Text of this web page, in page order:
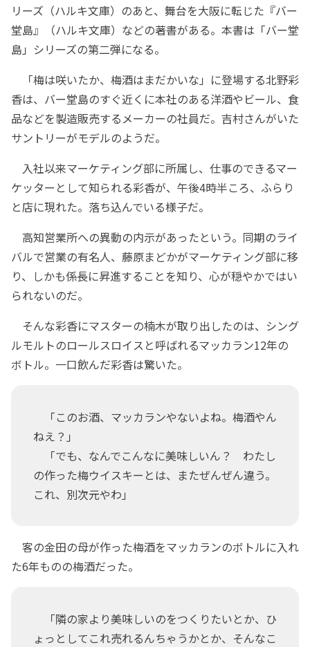
リーズ（ハルキ文庫）のあと、舞台を大阪に転じた『バー
堂島』（ハルキ文庫）などの著書がある。本書は「バー堂
島」シリーズの第二弾になる。
「梅は咲いたか、梅酒はまだかいな」に登場する北野彩
香は、バー堂島のすぐ近くに本社のある洋酒やビール、食
品などを製造販売するメーカーの社員だ。吉村さんがいた
サントリーがモデルのようだ。
入社以来マーケティング部に所属し、仕事のできるマー
ケッターとして知られる彩香が、午後4時半ころ、ふらり
と店に現れた。落ち込んでいる様子だ。
高知営業所への異動の内示があったという。同期のライ
バルで営業の有名人、藤原まどかがマーケティング部に移
り、しかも係長に昇進することを知り、心が穏やかではい
られないのだ。
そんな彩香にマスターの楠木が取り出したのは、シング
ルモルトのロールスロイスと呼ばれるマッカラン12年の
ボトル。一口飲んだ彩香は驚いた。
「このお酒、マッカランやないよね。梅酒やん
ねえ？」
「でも、なんでこんなに美味しいん？ わたし
の作った梅ウイスキーとは、またぜんぜん違う。
これ、別次元やわ」
客の金田の母が作った梅酒をマッカランのボトルに入れ
た6年ものの梅酒だった。
「隣の家より美味しいのをつくりたいとか、ひ
ょっとしてこれ売れるんちゃうかとか、そんなこ